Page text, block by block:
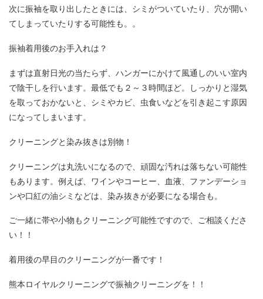
次に振袖を取り出したときには、シミがついていたり、穴が開い
てしまっていたりする可能性も。。
振袖着用後のお手入れは？
まずは直射日光の当たらず、ハンガーにかけて風通しのいい室内
で陰干しを行います。最低でも２～３時間ほど。しっかりと湿気
を取っておかないと、シミやカビ、虫食いなどを引き起こす原因
になってしまいます。
クリーニングと染み抜きは別物！
クリーニングは丸洗いになるので、頑固な汚れは落ちない可能性
もあります。例えば、ワインやコーヒー、血液、ファンデーショ
ンや口紅の油シミなどは、染み抜きが必要になる場合も。
ご一緒に帯や小物もクリーニング可能性ですので、ご相談くださ
い！！
着用後の早目のクリーニングが一番です！
熊本ロイヤルクリーニングで振袖クリーニングを！！